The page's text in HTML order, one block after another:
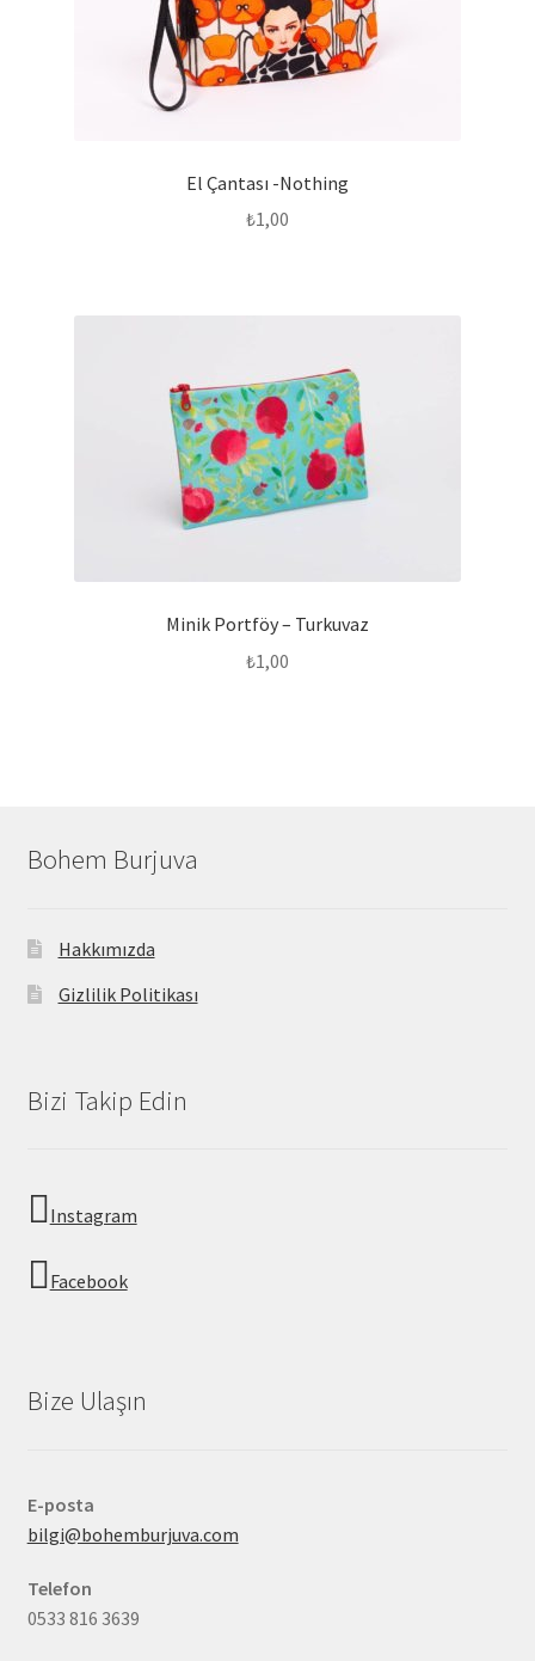
El Çantası -Nothing
₺1,00
Minik Portföy – Turkuvaz
₺1,00
Bohem Burjuva
Hakkımızda
Gizlilik Politikası
Bizi Takip Edin
Instagram
Facebook
Bize Ulaşın
E-posta
bilgi@bohemburjuva.com
Telefon
0533 816 3639